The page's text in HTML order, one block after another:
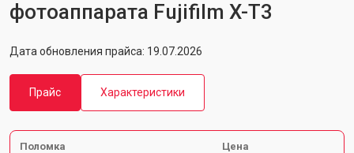
фотоаппарата Fujifilm X-T3
Дата обновления прайса: 19.07.2026
Прайс Характеристики
Поломка Цена